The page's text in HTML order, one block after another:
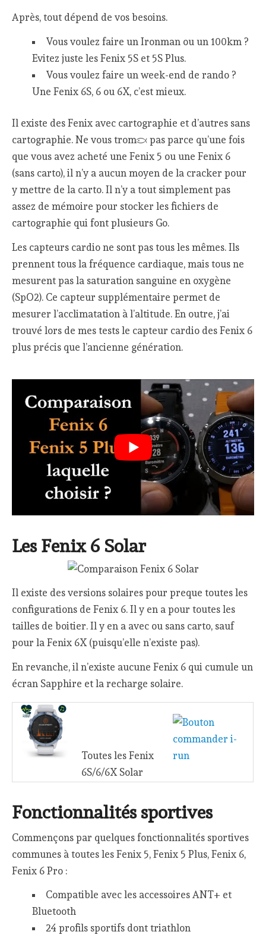
Après, tout dépend de vos besoins.
Vous voulez faire un Ironman ou un 100km ?
Evitez juste les Fenix 5S et 5S Plus.
Vous voulez faire un week-end de rando ?
Une Fenix 6S, 6 ou 6X, c’est mieux.
Il existe des Fenix avec cartographie et d’autres sans
cartographie. Ne vous trompez pas parce qu’une fois
que vous avez acheté une Fenix 5 ou une Fenix 6
(sans carto), il n’y a aucun moyen de la cracker pour
y mettre de la carto. Il n’y a tout simplement pas
assez de mémoire pour stocker les fichiers de
cartographie qui font plusieurs Go.
Les capteurs cardio ne sont pas tous les mêmes. Ils
prennent tous la fréquence cardiaque, mais tous ne
mesurent pas la saturation sanguine en oxygène
(SpO2). Ce capteur supplémentaire permet de
mesurer l’acclimatation à l’altitude. En outre, j’ai
trouvé lors de mes tests le capteur cardio des Fenix 6
plus précis que l’ancienne génération.
Les Fenix 6 Solar
Il existe des versions solaires pour preque toutes les
configurations de Fenix 6. Il y en a pour toutes les
tailles de boitier. Il y en a avec ou sans carto, sauf
pour la Fenix 6X (puisqu’elle n’existe pas).
En revanche, il n’existe aucune Fenix 6 qui cumule un
écran Sapphire et la recharge solaire.
Toutes les Fenix
6S/6/6X Solar
Fonctionnalités sportives
Commençons par quelques fonctionnalités sportives
communes à toutes les Fenix 5, Fenix 5 Plus, Fenix 6,
Fenix 6 Pro :
Compatible avec les accessoires ANT+ et
Bluetooth
24 profils sportifs dont triathlon